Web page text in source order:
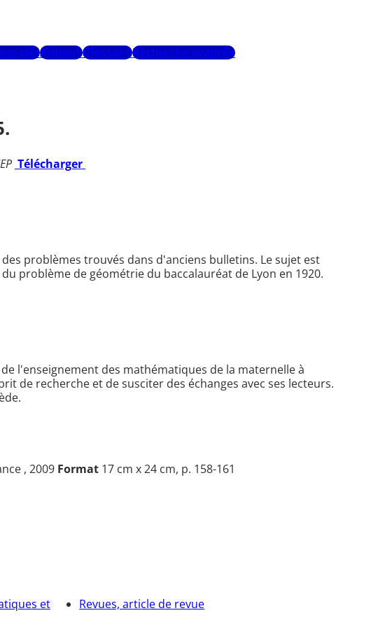
clésAuteursGlossaireRecherche avancée
Télécharger
problèmes trouvés dans d'anciens bulletins. Le sujet est
problème de géométrie du baccalauréat de Lyon en 1920.
l'enseignement des mathématiques de la maternelle à
de recherche et de susciter des échanges avec ses lecteurs.
, 2009 Format 17 cm x 24 cm, p. 158-161
et
Revues, article de revue